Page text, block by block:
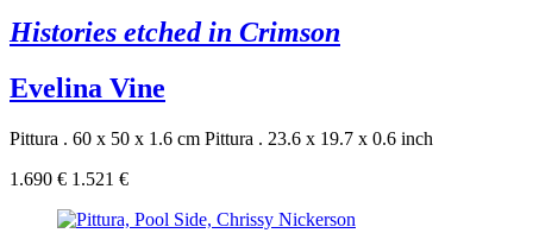
Histories etched in Crimson
Evelina Vine
Pittura . 60 x 50 x 1.6 cm Pittura . 23.6 x 19.7 x 0.6 inch
1.690 € 1.521 €